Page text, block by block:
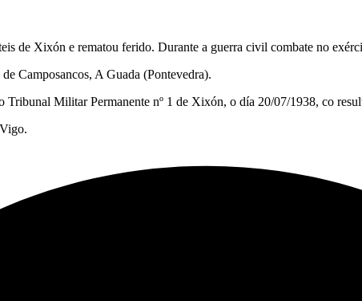
de Xixón e rematou ferido. Durante a guerra civil combate no
Camposancos, A Guada (Pontevedra).
Militar Permanente nº 1 de Xixón, o día 20/07/1938, co